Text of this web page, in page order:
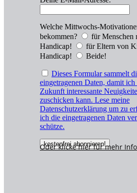
Welche Mittwochs-
bekommen?
für Menschen
Handicap!
für Eltern von
Handicap!
Beide!
Dieses Formular sammelt
eingetragenen Daten, damit
Zukunft interessante
zuschicken kann. Lese meine
Datenschutzerklärung um zu
ich die eingetragenen Daten
schütze.
Oder klicke hier fürmehr